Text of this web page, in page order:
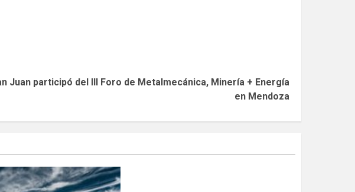
Juan participó del III Foro de Metalmecánica, Minería + Energía
en Mendoza